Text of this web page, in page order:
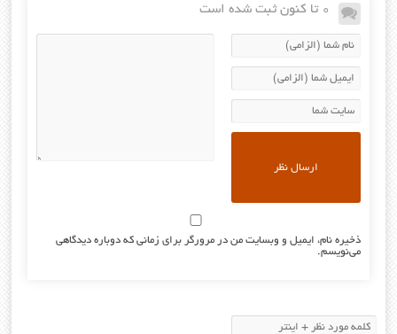
0 تا کنون ثبت شده است
ذخیره نام، ایمیل و وبسایت من در مرورگر برای زمانی که دوباره دیدگاهی
می‌نویسم.